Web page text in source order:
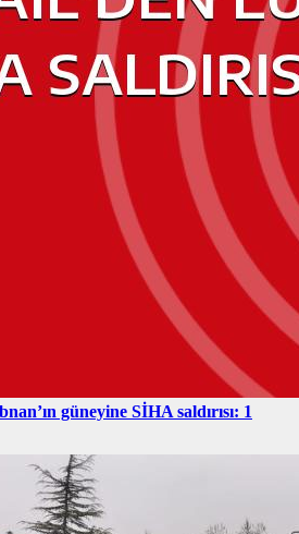
güneyine SİHA saldırısı: 1